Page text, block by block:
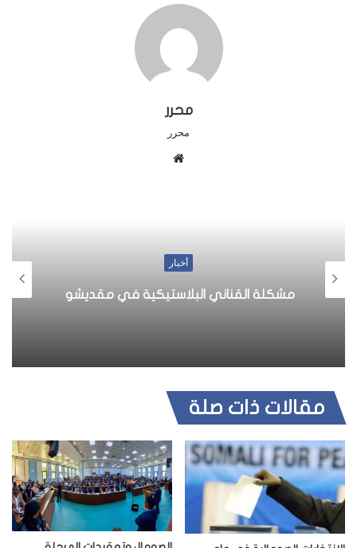
محرر
محرر
ل
و
ي
أخبار
مشكلة القناني البلاستيكية في مقديشو
مقالات ذات صلة